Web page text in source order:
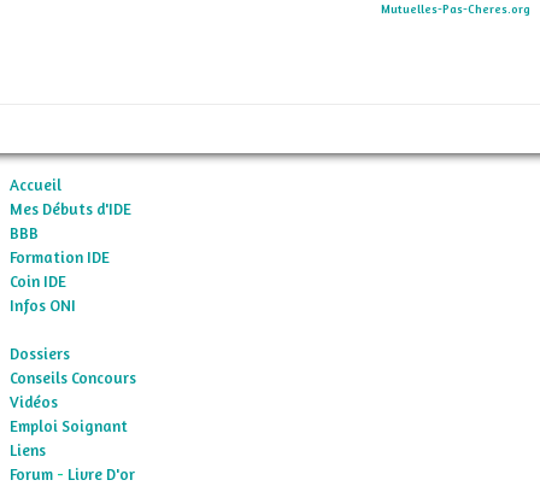
Mutuelles-Pas-Cheres.org
Accueil
Mes Débuts d'IDE
BBB
Formation IDE
Coin IDE
Infos ONI
Dossiers
Conseils Concours
Vidéos
Emploi Soignant
Liens
Forum - Livre D'or